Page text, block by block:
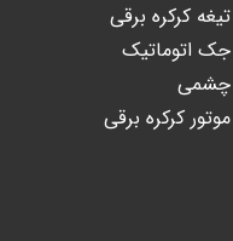
تیغه کرکره برقی
جک اتوماتیک
چشمی
موتور کرکره برقی